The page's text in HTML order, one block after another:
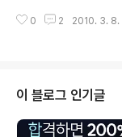
metype); } public void
0 2 2010. 3. 8.
이 블로그 인기글